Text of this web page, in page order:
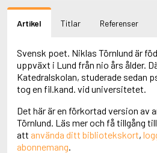
Adnan, Etel
Adolfsson, Evert
Adolfsson, Gunnar
Adolfsson, Josefine
Adolfsson, Maria
Artikel Titlar Referenser
Svensk poet. Niklas Törnlund är
uppväxt i Lund från nio års ålder.
Katedralskolan, studerade sedan
tog en fil.kand. vid universitetet.
Det här är en förkortad version av
Törnlund. Läs mer och få tillgång
att använda ditt bibliotekskort,
abonnemang